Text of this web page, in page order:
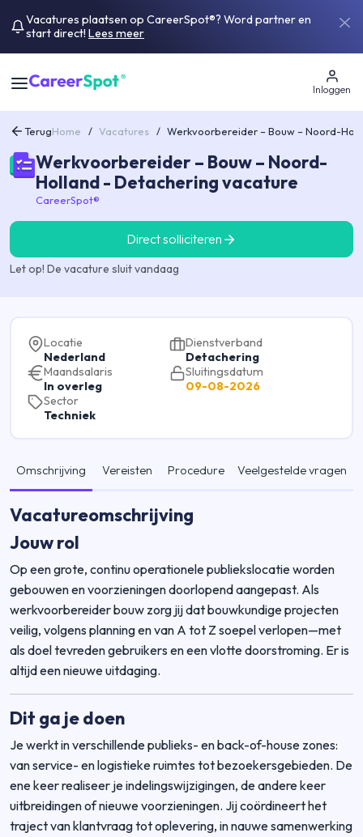
Vacatures plaatsen op CareerSpot®? Word partner en
start direct! Lees meer
Inloggen
TerugHome / Vacatures / Werkvoorbereider – Bouw – Noord-
Werkvoorbereider – Bouw – Noord-
Holland - Detachering vacature
CareerSpot®
Direct solliciteren
Let op! De vacature sluit vandaag
Omschrijving Vereisten Procedure Veelgestelde vragen
Vacatureomschrijving
Jouw rol
Op een grote, continu operationele publiekslocatie worden
gebouwen en voorzieningen doorlopend aangepast. Als
werkvoorbereider bouw zorg jij dat bouwkundige projecten
veilig, volgens planning en van A tot Z soepel verlopen—met
als doel tevreden gebruikers en een vlotte doorstroming. Er is
altijd een nieuwe uitdaging.
Dit ga je doen
Je werkt in verschillende publieks- en back-of-house zones:
van service- en logistieke ruimtes tot bezoekersgebieden. De
ene keer realiseer je indelingswijzigingen, de andere keer
uitbreidingen of nieuwe voorzieningen. Jij coördineert het
traject van klantvraag tot oplevering, in nauwe samenwerking
Locatie
Nederland
Dienstverband
Detachering
Maandsalaris
In overleg
Sluitingsdatum
09-08-2026
Sector
Techniek